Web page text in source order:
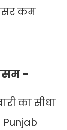
कम
-
का सीधा